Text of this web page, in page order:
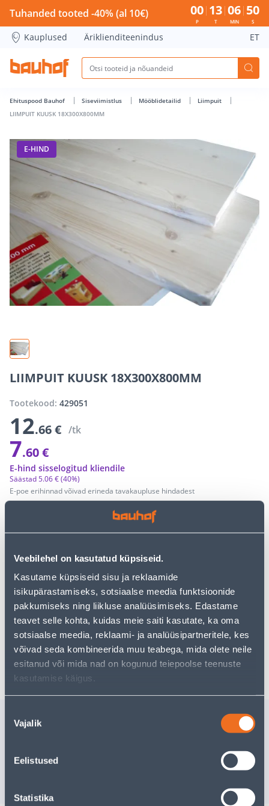
Veebilehel on kasutatud küpsiseid.
Kasutame küpsiseid sisu ja reklaamide
isikupärastamiseks, sotsiaalse meedia funktsioonide
pakkumiseks ning liikluse analüüsimiseks. Edastame
teavet selle kohta, kuidas meie saiti kasutate, ka oma
sotsiaalse meedia, reklaami- ja analüüsipartneritele, kes
võivad seda kombineerida muu teabega, mida olete neile
esitanud või mida nad on kogunud teiepoolse teenuste
kasutamise käigus.
valik
Vajalik
Eelistused
Statistika
LIIMPUIT KUUSK 18X300X800MM - Bauhof has loaded
Tuhanded tooted -40% (al 10€) 00
P
13
T
06
MIN
50
S
Kauplused Äriklienditeenindus ET
Ehituspood Bauhof Siseviimistlus Mööblidetailid
Liimpuit
LIIMPUIT KUUSK 18X300X800MM
E-HIND
LIIMPUIT KUUSK 18X300X800MM
Tootekood: 429051
12.66 € /tk
7.60 €
E-poe erihinnad võivad erineda tavakaupluse hindadest
Säästad5.06 €(40%)
E-hind sisselogitud kliendile
LISA OSTUKORVI
Vaata saadavust
Eeldatav kojuvedu 4,19 € al. 2-5 tööpäeva
Sarnased tooted
18
.66 €
11.20 €